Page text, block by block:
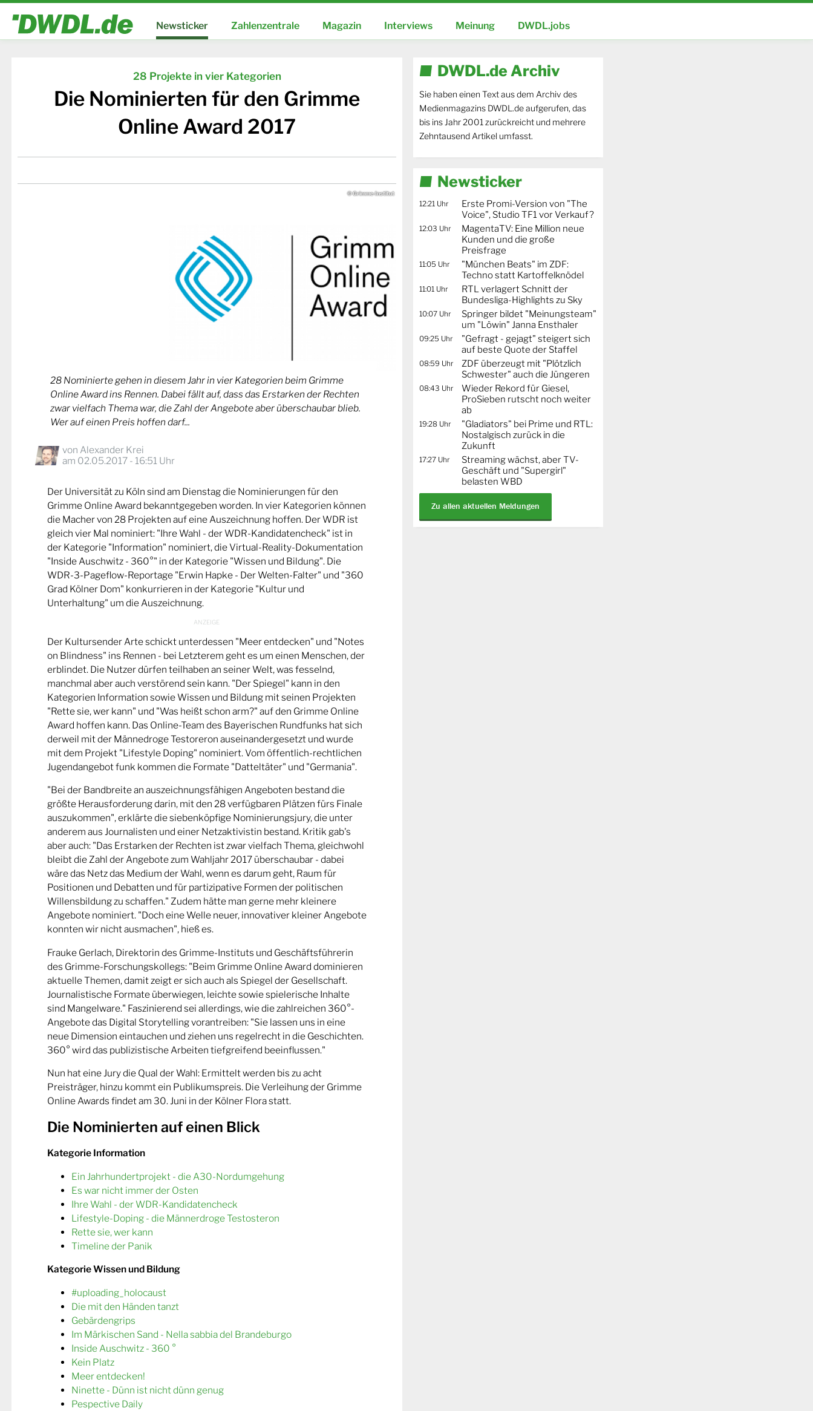
Newsticker Zahlenzentrale Magazin Interviews Meinung DWDL.jobs
28 Projekte in vier Kategorien
Die Nominierten für den Grimme
Online Award 2017
© Grimme-Institut
28 Nominierte gehen in diesem Jahr in vier Kategorien beim Grimme
Online Award ins Rennen. Dabei fällt auf, dass das Erstarken der Rechten
zwar vielfach Thema war, die Zahl der Angebote aber überschaubar blieb.
Wer auf einen Preis hoffen darf...
von Alexander Krei
am 02.05.2017 - 16:51 Uhr
Der Universität zu Köln sind am Dienstag die Nominierungen für den
Grimme Online Award bekanntgegeben worden. In vier Kategorien können
die Macher von 28 Projekten auf eine Auszeichnung hoffen. Der WDR ist
gleich vier Mal nominiert: "Ihre Wahl - der WDR-Kandidatencheck" ist in
der Kategorie "Information" nominiert, die Virtual-Reality-Dokumentation
"Inside Auschwitz - 360°" in der Kategorie "Wissen und Bildung". Die
WDR-3-Pageflow-Reportage "Erwin Hapke - Der Welten-Falter" und "360
Grad Kölner Dom" konkurrieren in der Kategorie "Kultur und
Unterhaltung" um die Auszeichnung.
Der Kultursender Arte schickt unterdessen "Meer entdecken" und "Notes
on Blindness" ins Rennen - bei Letzterem geht es um einen Menschen, der
erblindet. Die Nutzer dürfen teilhaben an seiner Welt, was fesselnd,
manchmal aber auch verstörend sein kann. "Der Spiegel" kann in den
Kategorien Information sowie Wissen und Bildung mit seinen Projekten
"Rette sie, wer kann" und "Was heißt schon arm?" auf den Grimme Online
Award hoffen kann. Das Online-Team des Bayerischen Rundfunks hat sich
derweil mit der Männedroge Testoreron auseinandergesetzt und wurde
mit dem Projekt "Lifestyle Doping" nominiert. Vom öffentlich-rechtlichen
Jugendangebot funk kommen die Formate "Datteltäter" und "Germania".
"Bei der Bandbreite an auszeichnungsfähigen Angeboten bestand die
größte Herausforderung darin, mit den 28 verfügbaren Plätzen fürs Finale
auszukommen", erklärte die siebenköpfige Nominierungsjury, die unter
anderem aus Journalisten und einer Netzaktivistin bestand. Kritik gab's
aber auch: "Das Erstarken der Rechten ist zwar vielfach Thema, gleichwohl
bleibt die Zahl der Angebote zum Wahljahr 2017 überschaubar - dabei
wäre das Netz das Medium der Wahl, wenn es darum geht, Raum für
Positionen und Debatten und für partizipative Formen der politischen
Willensbildung zu schaffen." Zudem hätte man gerne mehr kleinere
Angebote nominiert. "Doch eine Welle neuer, innovativer kleiner Angebote
konnten wir nicht ausmachen", hieß es.
Frauke Gerlach, Direktorin des Grimme-Instituts und Geschäftsführerin
des Grimme-Forschungskollegs: "Beim Grimme Online Award dominieren
aktuelle Themen, damit zeigt er sich auch als Spiegel der Gesellschaft.
Journalistische Formate überwiegen, leichte sowie spielerische Inhalte
sind Mangelware." Faszinierend sei allerdings, wie die zahlreichen 360°-
Angebote das Digital Storytelling vorantreiben: "Sie lassen uns in eine
neue Dimension eintauchen und ziehen uns regelrecht in die Geschichten.
360° wird das publizistische Arbeiten tiefgreifend beeinflussen."
Nun hat eine Jury die Qual der Wahl: Ermittelt werden bis zu acht
Preisträger, hinzu kommt ein Publikumspreis. Die Verleihung der Grimme
Online Awards findet am 30. Juni in der Kölner Flora statt.
Die Nominierten auf einen Blick
Kategorie Information
Ein Jahrhundertprojekt - die A30-Nordumgehung
Es war nicht immer der Osten
Ihre Wahl - der WDR-Kandidatencheck
Lifestyle-Doping - die Männerdroge Testosteron
Rette sie, wer kann
Timeline der Panik
Kategorie Wissen und Bildung
#uploading_holocaust
Die mit den Händen tanzt
Gebärdengrips
Im Märkischen Sand - Nella sabbia del Brandeburgo
Inside Auschwitz - 360 °
Kein Platz
Meer entdecken!
Ninette - Dünn ist nicht dünn genug
Pespective Daily
DWDL.de Archiv
Sie haben einen Text aus dem Archiv des
Medienmagazins DWDL.de aufgerufen, das
bis ins Jahr 2001 zurückreicht und mehrere
Zehntausend Artikel umfasst.
Newsticker
12:21 Uhr
Erste Promi-Version von "The
Voice", Studio TF1 vor Verkauf?
12:03 Uhr
MagentaTV: Eine Million neue
Kunden und die große
Preisfrage
11:05 Uhr
"München Beats" im ZDF:
Techno statt Kartoffelknödel
11:01 Uhr
RTL verlagert Schnitt der
Bundesliga-Highlights zu Sky
10:07 Uhr
Springer bildet "Meinungsteam"
um "Löwin" Janna Ensthaler
09:25 Uhr
"Gefragt - gejagt" steigert sich
auf beste Quote der Staffel
08:59 Uhr
ZDF überzeugt mit "Plötzlich
Schwester" auch die Jüngeren
08:43 Uhr
Wieder Rekord für Giesel,
ProSieben rutscht noch weiter
ab
19:28 Uhr
"Gladiators" bei Prime und RTL:
Nostalgisch zurück in die
Zukunft
17:27 Uhr
Streaming wächst, aber TV-
Geschäft und "Supergirl"
belasten WBD
Zu allen aktuellen Meldungen